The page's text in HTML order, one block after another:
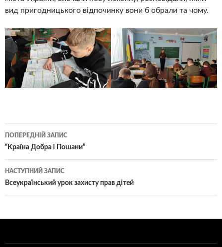
вид пригодницького відпочинку вони б обрали та чому.
Навігація
по
записам
ПОПЕРЕДНІЙ ЗАПИС
“Країна Добра і Пошани”
НАСТУПНИЙ ЗАПИС
Всеукраїнський урок захисту прав дітей